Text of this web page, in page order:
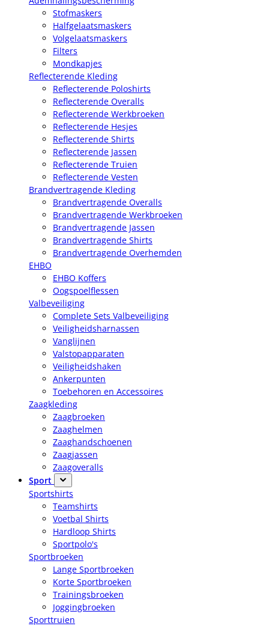
Stofmaskers
Halfgelaatsmaskers
Volgelaatsmaskers
Filters
Mondkapjes
Reflecterende Kleding
Reflecterende Poloshirts
Reflecterende Overalls
Reflecterende Werkbroeken
Reflecterende Hesjes
Reflecterende Shirts
Reflecterende Jassen
Reflecterende Truien
Reflecterende Vesten
Brandvertragende Kleding
Brandvertragende Overalls
Brandvertragende Werkbroeken
Brandvertragende Jassen
Brandvertragende Shirts
Brandvertragende Overhemden
EHBO
EHBO Koffers
Oogspoelflessen
Valbeveiliging
Complete Sets Valbeveiliging
Veiligheidsharnassen
Vanglijnen
Valstopapparaten
Veiligheidshaken
Ankerpunten
Toebehoren en Accessoires
Zaagkleding
Zaagbroeken
Zaaghelmen
Zaaghandschoenen
Zaagjassen
Zaagoveralls
Sport
Sportshirts
Teamshirts
Voetbal Shirts
Hardloop Shirts
Sportpolo's
Sportbroeken
Lange Sportbroeken
Korte Sportbroeken
Trainingsbroeken
Joggingbroeken
Sporttruien